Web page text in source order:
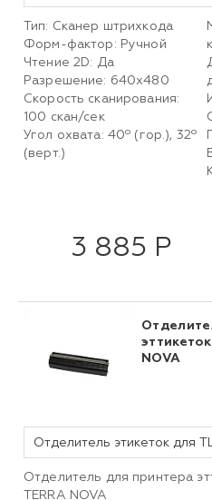
Тип: Сканер штрихкода
Форм-фактор: Ручной
Чтение 2D: Да
Разрешение: 640x480
Скорость сканирования:
100 скан/сек
Угол охвата: 40º (гор.), 32º
(верт.)
3 885 Р
NOVA
Отделитель этикеток для
Отделитель для принтера
TERRA NOVA